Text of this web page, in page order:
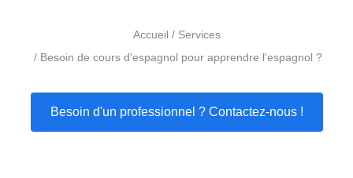
Accueil
Services
Besoin de cours d'espagnol pour apprendre l'espagnol ?
Besoin d'un professionnel ? Contactez-nous !